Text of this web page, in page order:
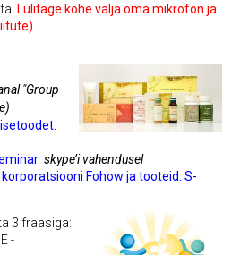
Lülitage kohe välja oma mikrofon ja
"Group
skype’i vahendusel
Fohow ja tooteid. S-
3 fraasiga:
-